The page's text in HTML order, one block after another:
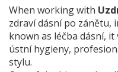
When working with
zdraví dásní po zánětu,
known as léčba dásní, it
ústní hygieny,
stylu.